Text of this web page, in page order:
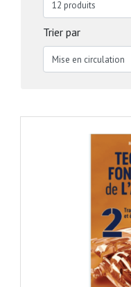
Trier par